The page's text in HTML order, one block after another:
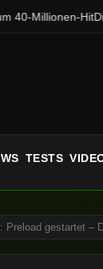
Millionen-Hit
TESTS
Preload gestartet –